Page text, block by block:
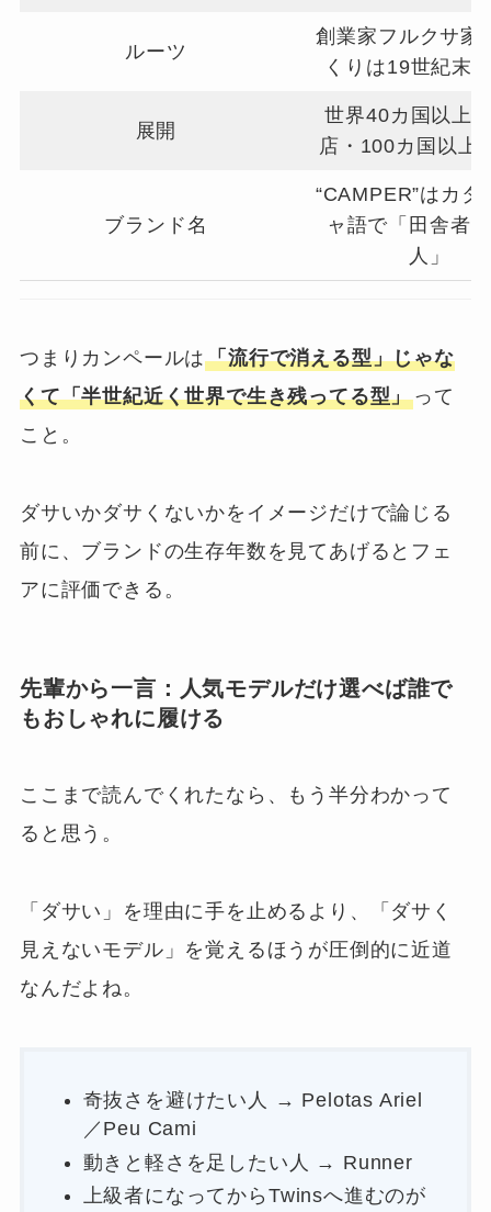
ルーツ
創業家フルクサ家
くりは19世紀末
展開
世界40カ国以上
店・100カ国以上
ブランド名
“CAMPER”はカタ
ャ語で「田舎者
人」
つまりカンペールは「流行で消える型」じゃな
くて「半世紀近く世界で生き残ってる型」って
こと。
ダサいかダサくないかをイメージだけで論じる
前に、ブランドの生存年数を見てあげるとフェ
アに評価できる。
先輩から一言：人気モデルだけ選べば誰で
もおしゃれに履ける
ここまで読んでくれたなら、もう半分わかって
ると思う。
「ダサい」を理由に手を止めるより、「ダサく
見えないモデル」を覚えるほうが圧倒的に近道
なんだよね。
奇抜さを避けたい人 → Pelotas Ariel
／Peu Cami
動きと軽さを足したい人 → Runner
上級者になってからTwinsへ進むのが